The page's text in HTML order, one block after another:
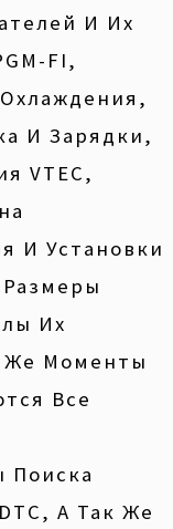
И Их
FI,
И Зарядки,
VTEC,
И Установки
Их
Же Моменты
Все
Поиска
А Так Же